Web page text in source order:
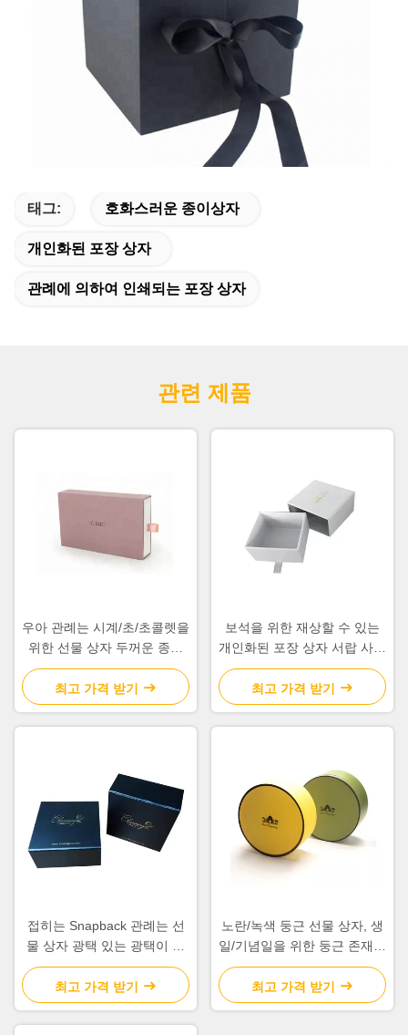
태그: 호화스러운 종이상자
개인화된 포장 상자
관례에 의하여 인쇄되는 포장 상자
관련 제품
우아 관례는 시계/초/초콜렛을
위한 선물 상자 두꺼운 종이
물자를 인쇄했습니다
최고 가격 받기
보석을 위한 재상할 수 있는
개인화된 포장 상자 서랍 사각
모양
최고 가격 받기
접히는 Snapback 관례는 선
물 상자 광택 있는 광택이 없
는 박판 표면 끝을 인쇄했습니
다
최고 가격 받기
노란/녹색 둥근 선물 상자, 생
일/기념일을 위한 둥근 존재하
는 상자
최고 가격 받기